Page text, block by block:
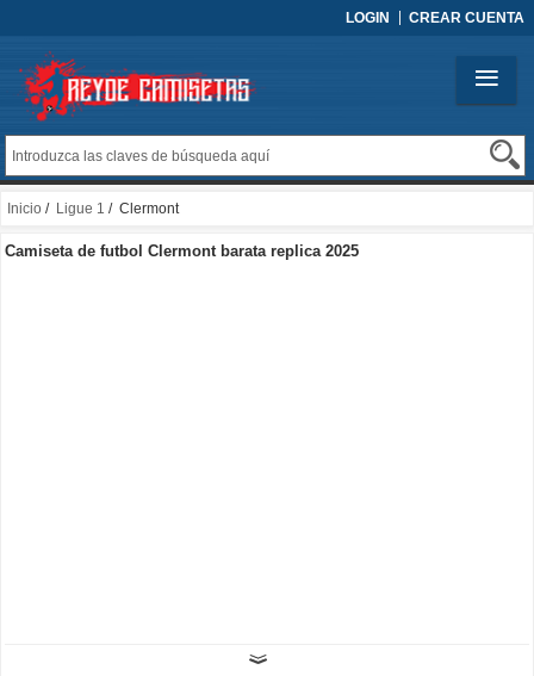
LOGIN CREAR CUENTA
Inicio / Ligue 1 / Clermont
Camiseta de futbol Clermont barata replica 2025